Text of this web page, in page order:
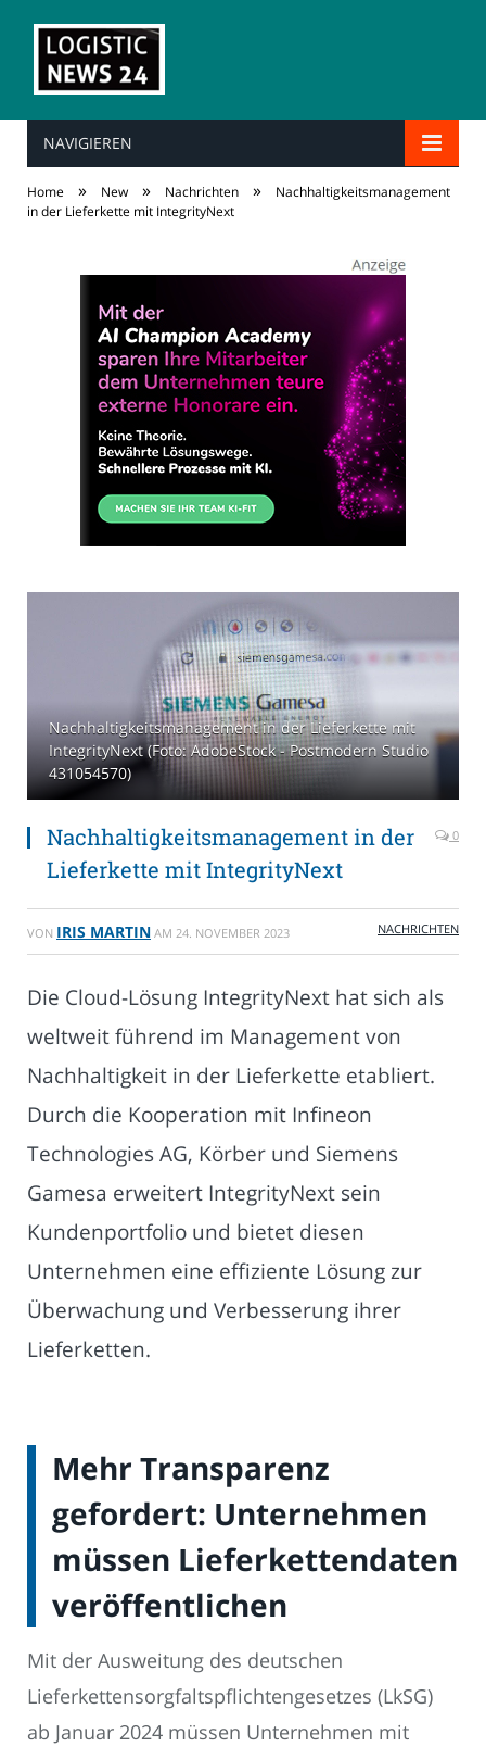
NAVIGIEREN
Home » New » Nachrichten »
Nachhaltigkeitsmanagement
in der Lieferkette mit IntegrityNext
Nachhaltigkeitsmanagement in der Lieferkette mit
IntegrityNext (Foto: AdobeStock - Postmodern Studio
431054570)
Nachhaltigkeitsmanagement in der
Lieferkette mit IntegrityNext
0
VON IRIS MARTIN AM 24. NOVEMBER 2023 NACHRICHTEN
Die Cloud-Lösung IntegrityNext hat sich als
weltweit führend im Management von
Nachhaltigkeit in der Lieferkette etabliert.
Durch die Kooperation mit Infineon
Technologies AG, Körber und Siemens
Gamesa erweitert IntegrityNext sein
Kundenportfolio und bietet diesen
Unternehmen eine effiziente Lösung zur
Überwachung und Verbesserung ihrer
Lieferketten.
Mehr Transparenz
gefordert: Unternehmen
müssen Lieferkettendaten
veröffentlichen
Mit der Ausweitung des deutschen
Lieferkettensorgfaltspflichtengesetzes (LkSG)
ab Januar 2024 müssen Unternehmen mit